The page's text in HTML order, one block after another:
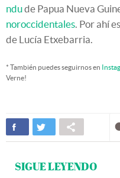
ndude Papua Nueva
noroccidentales. Por ahí
de Lucía Etxebarria.
* También puedes seguirnos en
Verne!
SIGUE LEYENDO